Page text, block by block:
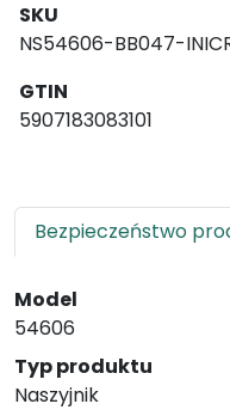
SKU
NS54606-BB047-
GTIN
5907183083101
Bezpieczeństwo
Model
54606
Typ produktu
Naszyjnik